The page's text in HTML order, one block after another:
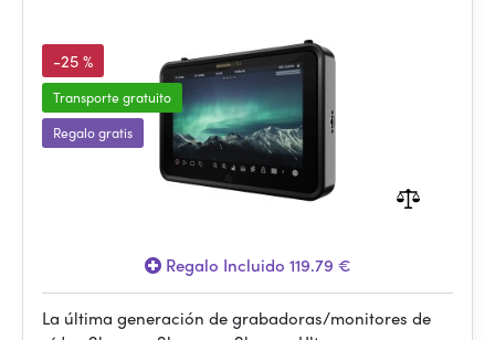
-25 %
Transporte gratuito
Regalo gratis
Regalo Incluido 119.79 €
La última generación de grabadoras/monitores de